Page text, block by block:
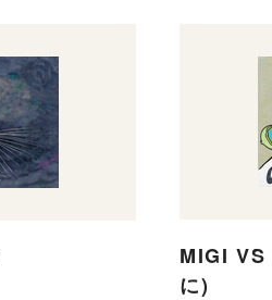
MIGI VS
に)